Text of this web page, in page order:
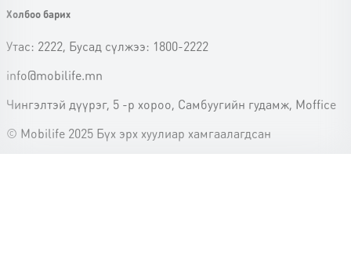
Холбоо барих
Утас: 2222, Бусад сүлжээ: 1800-2222
info@mobilife.mn
Чингэлтэй дүүрэг, 5 -р хороо, Самбуугийн гудамж, Moffice
© Mobilife 2025 Бүх эрх хуулиар хамгаалагдсан